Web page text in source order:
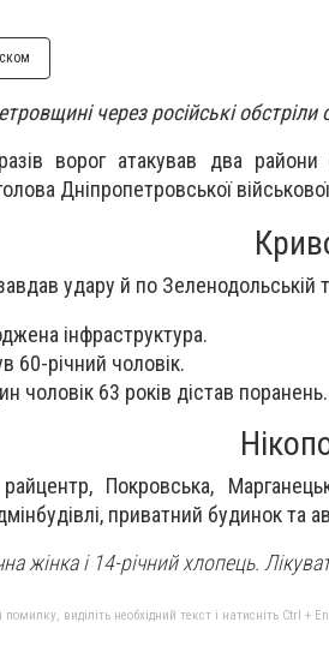
через російські
ворог атакував два райони
Дніпропетровської
удару й по Зеленодольській
інфраструктура.
60-річний чоловік.
чоловік 63 років дістав
Покровська,
приватний будинок та
жінка і 14-річний хлопець.
виділіть необхідний текст і натисніть Ctrl +